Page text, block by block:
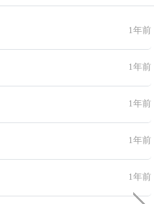
1年前
1年前
1年前
1年前
1年前